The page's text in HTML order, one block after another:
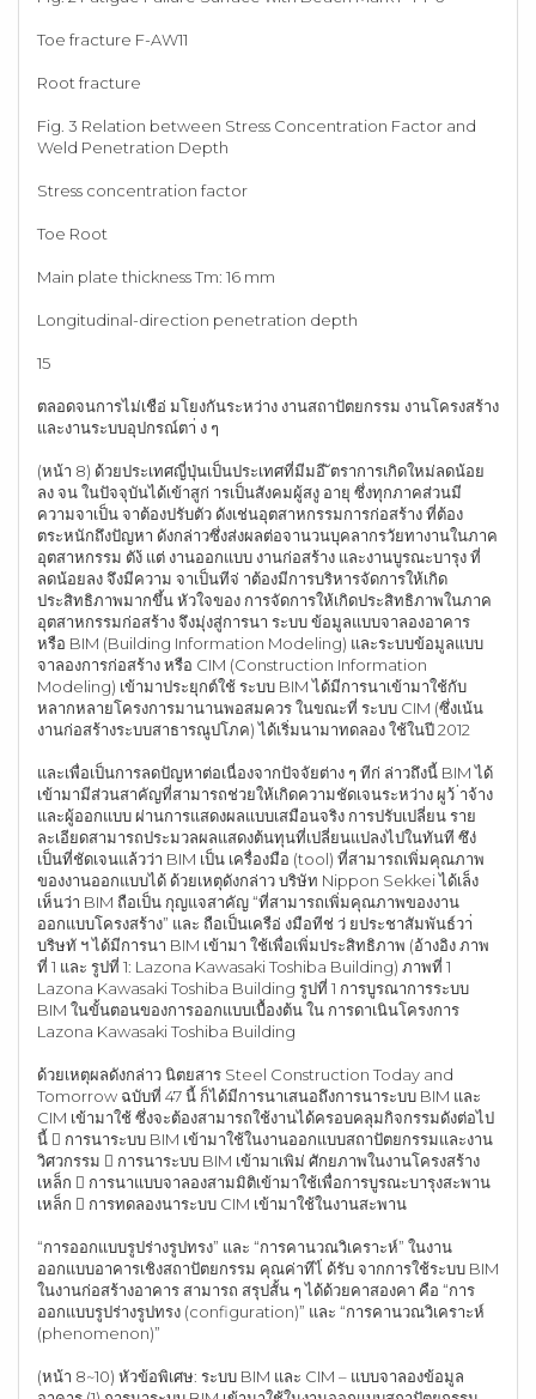
Toe fracture F-AW11
Root fracture
Fig. 3 Relation between Stress Concentration Factor and
Weld Penetration Depth
Stress concentration factor
Toe Root
Main plate thickness Tm: 16 mm
Longitudinal-direction penetration depth
15
ตลอดจนการไม่เชือ่ มโยงกันระหว่าง งานสถาปัตยกรรม งานโครงสร้าง
และงานระบบอุปกรณ์ตา่ ง ๆ
(หน้า 8) ด้วยประเทศญี่ปุ่นเป็นประเทศที่มีมอี ัตราการเกิดใหม่ลดน้อย
ลง จน ในปัจจุบันได้เข้าสูก่ ารเป็นสังคมผู้สงู อายุ ซึ่งทุกภาคส่วนมี
ความจาเป็น จาต้องปรับตัว ดังเช่นอุตสาหกรรมการก่อสร้าง ที่ต้อง
ตระหนักถึงปัญหา ดังกล่าวซึ่งส่งผลต่อจานวนบุคลากรวัยทางานในภาค
อุตสาหกรรม ตัง้ แต่ งานออกแบบ งานก่อสร้าง และงานบูรณะบารุง ที่
ลดน้อยลง จึงมีความ จาเป็นทีจ่ าต้องมีการบริหารจัดการให้เกิด
ประสิทธิภาพมากขึ้น หัวใจของ การจัดการให้เกิดประสิทธิภาพในภาค
อุตสาหกรรมก่อสร้าง จึงมุ่งสู่การนา ระบบ ข้อมูลแบบจาลองอาคาร
หรือ BIM (Building Information Modeling) และระบบข้อมูลแบบ
จาลองการก่อสร้าง หรือ CIM (Construction Information
Modeling) เข้ามาประยุกต์ใช้ ระบบ BIM ได้มีการนาเข้ามาใช้กับ
หลากหลายโครงการมานานพอสมควร ในขณะที่ ระบบ CIM (ซึ่งเน้น
งานก่อสร้างระบบสาธารณูปโภค) ได้เริ่มนามาทดลอง ใช้ในปี 2012
และเพื่อเป็นการลดปัญหาต่อเนื่องจากปัจจัยต่าง ๆ ทีก่ ล่าวถึงนี้ BIM ได้
เข้ามามีส่วนสาคัญที่สามารถช่วยให้เกิดความชัดเจนระหว่าง ผูว้ ่าจ้าง
และผู้ออกแบบ ผ่านการแสดงผลแบบเสมือนจริง การปรับเปลี่ยน ราย
ละเอียดสามารถประมวลผลแสดงต้นทุนที่เปลี่ยนแปลงไปในทันที ซึง่
เป็นที่ชัดเจนแล้วว่า BIM เป็น เครื่องมือ (tool) ที่สามารถเพิ่มคุณภาพ
ของงานออกแบบได้ ด้วยเหตุดังกล่าว บริษัท Nippon Sekkei ได้เล็ง
เห็นว่า BIM ถือเป็น กุญแจสาคัญ “ที่สามารถเพิ่มคุณภาพของงาน
ออกแบบโครงสร้าง” และ ถือเป็นเครือ่ งมือทีช่ ว่ ยประชาสัมพันธ์วา่
บริษทั ฯ ได้มีการนา BIM เข้ามา ใช้เพื่อเพิ่มประสิทธิภาพ (อ้างอิง ภาพ
ที่ 1 และ รูปที่ 1: Lazona Kawasaki Toshiba Building) ภาพที่ 1
Lazona Kawasaki Toshiba Building รูปที่ 1 การบูรณาการระบบ
BIM ในขั้นตอนของการออกแบบเบื้องต้น ใน การดาเนินโครงการ
Lazona Kawasaki Toshiba Building
ด้วยเหตุผลดังกล่าว นิตยสาร Steel Construction Today and
Tomorrow ฉบับที่ 47 นี้ ก็ได้มีการนาเสนอถึงการนาระบบ BIM และ
CIM เข้ามาใช้ ซึ่งจะต้องสามารถใช้งานได้ครอบคลุมกิจกรรมดังต่อไป
นี้  การนาระบบ BIM เข้ามาใช้ในงานออกแบบสถาปัตยกรรมและงาน
วิศวกรรม  การนาระบบ BIM เข้ามาเพิม่ ศักยภาพในงานโครงสร้าง
เหล็ก  การนาแบบจาลองสามมิติเข้ามาใช้เพื่อการบูรณะบารุงสะพาน
เหล็ก  การทดลองนาระบบ CIM เข้ามาใช้ในงานสะพาน
“การออกแบบรูปร่างรูปทรง” และ “การคานวณวิเคราะห์” ในงาน
ออกแบบอาคารเชิงสถาปัตยกรรม คุณค่าทีไ่ ด้รับ จากการใช้ระบบ BIM
ในงานก่อสร้างอาคาร สามารถ สรุปสั้น ๆ ได้ด้วยคาสองคา คือ “การ
ออกแบบรูปร่างรูปทรง (configuration)” และ “การคานวณวิเคราะห์
(phenomenon)”
(หน้า 8~10) หัวข้อพิเศษ: ระบบ BIM และ CIM – แบบจาลองข้อมูล